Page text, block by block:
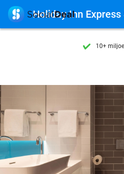
7 dagen per
10+
7 dagen per
 Holiday Inn Express &